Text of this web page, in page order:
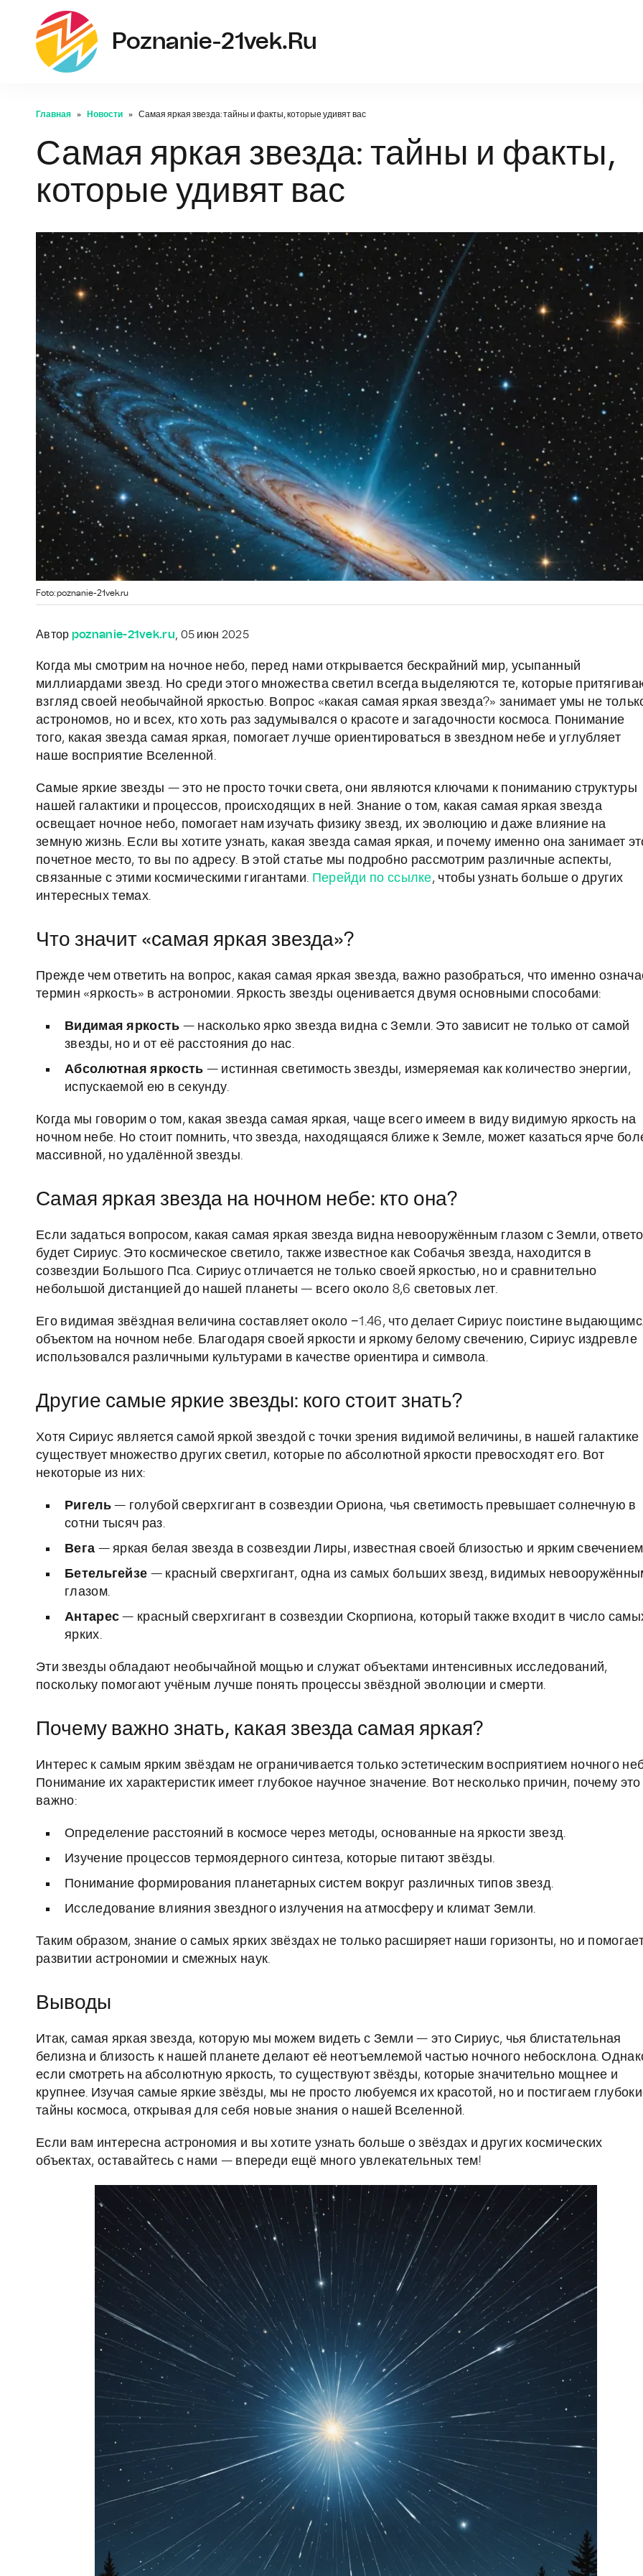
Poznanie-21vek.ru
Главная Новости Самая яркая звезда: тайны и факты, которые удивят вас
Самая яркая звезда: тайны и факты,
которые удивят вас
Foto: poznanie-21vek.ru
Автор poznanie-21vek.ru, 05 июн 2025
Когда мы смотрим на ночное небо, перед нами открывается бескрайний мир, усыпанный
миллиардами звезд. Но среди этого множества светил всегда выделяются те, которые
взгляд своей необычайной яркостью. Вопрос «какая самая яркая звезда?» занимает умы не
астрономов, но и всех, кто хоть раз задумывался о красоте и загадочности космоса. Понимание
того, какая звезда самая яркая, помогает лучше ориентироваться в звездном небе и углубляет
наше восприятие Вселенной.
Самые яркие звезды — это не просто точки света, они являются ключами к пониманию структуры
нашей галактики и процессов, происходящих в ней. Знание о том, какая самая яркая звезда
освещает ночное небо, помогает нам изучать физику звезд, их эволюцию и даже влияние на
земную жизнь. Если вы хотите узнать, какая звезда самая яркая, и почему именно она занимает
почетное место, то вы по адресу. В этой статье мы подробно рассмотрим различные аспекты,
связанные с этими космическими гигантами. Перейди по ссылке, чтобы узнать больше о других
интересных темах.
Что значит «самая яркая звезда»?
Прежде чем ответить на вопрос, какая самая яркая звезда, важно разобраться, что именно
термин «яркость» в астрономии. Яркость звезды оценивается двумя основными способами:
Видимая яркость — насколько ярко звезда видна с Земли. Это зависит не только от самой
звезды, но и от её расстояния до нас.
Абсолютная яркость — истинная светимость звезды, измеряемая как количество энергии,
испускаемой ею в секунду.
Когда мы говорим о том, какая звезда самая яркая, чаще всего имеем в виду видимую яркость на
ночном небе. Но стоит помнить, что звезда, находящаяся ближе к Земле, может казаться ярче
массивной, но удалённой звезды.
Самая яркая звезда на ночном небе: кто она?
Если задаться вопросом, какая самая яркая звезда видна невооружённым глазом с Земли,
будет Сириус. Это космическое светило, также известное как Собачья звезда, находится в
созвездии Большого Пса. Сириус отличается не только своей яркостью, но и сравнительно
небольшой дистанцией до нашей планеты — всего около 8,6 световых лет.
Его видимая звёздная величина составляет около −1.46, что делает Сириус поистине
объектом на ночном небе. Благодаря своей яркости и яркому белому свечению, Сириус издревле
использовался различными культурами в качестве ориентира и символа.
Другие самые яркие звезды: кого стоит знать?
Хотя Сириус является самой яркой звездой с точки зрения видимой величины, в нашей галактике
существует множество других светил, которые по абсолютной яркости превосходят его. Вот
некоторые из них:
Ригель— голубой сверхгигант в созвездии Ориона, чья светимость превышает солнечную в
сотни тысяч раз.
Вега — яркая белая звезда в созвездии Лиры, известная своей близостью и ярким
Бетельгейзе — красный сверхгигант, одна из самых больших звезд, видимых
глазом.
Антарес — красный сверхгигант в созвездии Скорпиона, который также входит в число
ярких.
Эти звезды обладают необычайной мощью и служат объектами интенсивных исследований,
поскольку помогают учёным лучше понять процессы звёздной эволюции и смерти.
Почему важно знать, какая звезда самая яркая?
Интерес к самым ярким звёздам не ограничивается только эстетическим восприятием ночного
Понимание их характеристик имеет глубокое научное значение. Вот несколько причин, почему это
важно:
Определение расстояний в космосе через методы, основанные на яркости звезд.
Изучение процессов термоядерного синтеза, которые питают звёзды.
Понимание формирования планетарных систем вокруг различных типов звезд.
Исследование влияния звездного излучения на атмосферу и климат Земли.
Таким образом, знание о самых ярких звёздах не только расширяет наши горизонты, но и
развитии астрономии и смежных наук.
Выводы
Итак, самая яркая звезда, которую мы можем видеть с Земли — это Сириус, чья блистательная
белизна и близость к нашей планете делают её неотъемлемой частью ночного небосклона.
если смотреть на абсолютную яркость, то существуют звёзды, которые значительно мощнее и
крупнее. Изучая самые яркие звёзды, мы не просто любуемся их красотой, но и постигаем
тайны космоса, открывая для себя новые знания о нашей Вселенной.
Если вам интересна астрономия и вы хотите узнать больше о звёздах и других космических
объектах, оставайтесь с нами — впереди ещё много увлекательных тем!